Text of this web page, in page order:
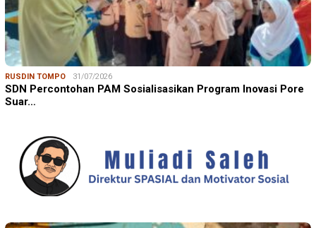
RUSDIN TOMPO 31/07/2026
SDN Percontohan PAM Sosialisasikan Program Inovasi Pore
Suar…